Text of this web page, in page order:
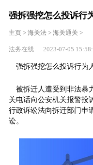
强拆强挖怎么投诉行
主页> 海关法> 海关通关 >
法务在线 2023-07-05
强拆强挖怎么投诉行为
被拆迁人遭受到非法暴
关电话向公安机关报警投
行政诉讼法向拆迁部门申
讼。